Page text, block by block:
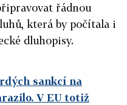
řádnou
která by počítala i
dluhopisy.
sankcí na
V EU totiž